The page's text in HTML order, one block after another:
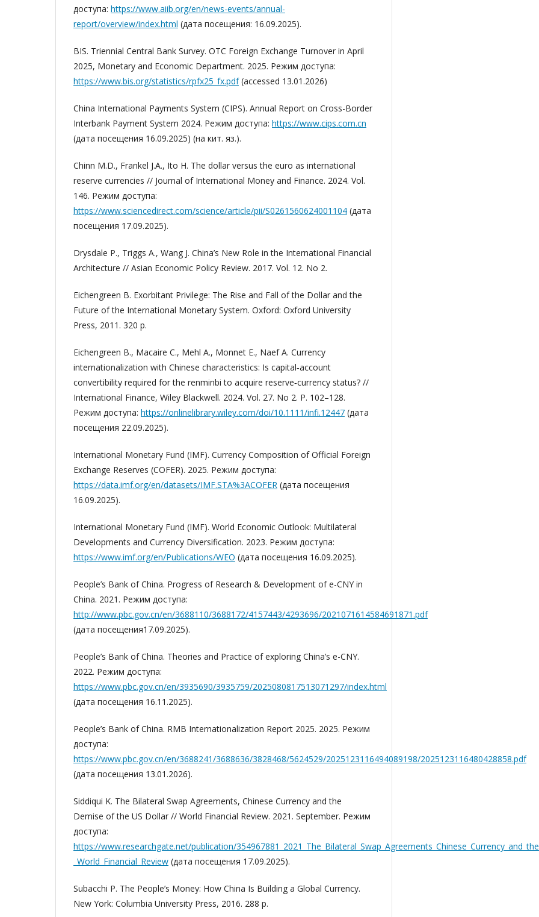
доступа: https://www.aiib.org/en/news-events/annual-
report/overview/index.html (дата посещения: 16.09.2025).
BIS. Triennial Central Bank Survey. OTC Foreign Exchange Turnover in April
2025, Monetary and Economic Department. 2025. Режим доступа:
https://www.bis.org/statistics/rpfx25_fx.pdf(accessed 13.01.2026)
China International Payments System (CIPS). Annual Report on Cross-Border
Interbank Payment System 2024. Режим доступа: https://www.cips.com.cn
(дата посещения 16.09.2025) (на кит. яз.).
Chinn M.D., Frankel J.A., Ito H. The dollar versus the euro as international
reserve currencies // Journal of International Money and Finance. 2024. Vol.
146. Режим доступа:
https://www.sciencedirect.com/science/article/pii/S0261560624001104 (дата
посещения 17.09.2025).
Drysdale P., Triggs A., Wang J. China’s New Role in the International Financial
Architecture // Asian Economic Policy Review. 2017. Vol. 12. No 2.
Eichengreen B. Exorbitant Privilege: The Rise and Fall of the Dollar and the
Future of the International Monetary System. Oxford: Oxford University
Press, 2011. 320 p.
Eichengreen B., Macaire C., Mehl A., Monnet E., Naef A. Currency
internationalization with Chinese characteristics: Is capital‐account
convertibility required for the renminbi to acquire reserve‐currency status? //
International Finance, Wiley Blackwell. 2024. Vol. 27. No 2. P. 102–128.
Режим доступа: https://onlinelibrary.wiley.com/doi/10.1111/infi.12447 (дата
посещения 22.09.2025).
International Monetary Fund (IMF). Currency Composition of Official Foreign
Exchange Reserves (COFER). 2025. Режим доступа:
https://data.imf.org/en/datasets/IMF.STA%3ACOFER (дата посещения
16.09.2025).
International Monetary Fund (IMF). World Economic Outlook: Multilateral
Developments and Currency Diversification. 2023. Режим доступа:
https://www.imf.org/en/Publications/WEO (дата посещения 16.09.2025).
People’s Bank of China. Progress of Research & Development of e-CNY in
China. 2021. Режим доступа:
http://www.pbc.gov.cn/en/3688110/3688172/4157443/4293696/2021071614584691871.pdf
(дата посещения17.09.2025).
People’s Bank of China. Theories and Practice of exploring China’s e-CNY.
2022. Режим доступа:
https://www.pbc.gov.cn/en/3935690/3935759/2025080817513071297/index.html
(дата посещения 16.11.2025).
People’s Bank of China. RMB Internationalization Report 2025. 2025. Режим
доступа:
https://www.pbc.gov.cn/en/3688241/3688636/3828468/5624529/2025123116494089198/2025123116480428858.pdf
(дата посещения 13.01.2026).
Siddiqui K. The Bilateral Swap Agreements, Chinese Currency and the
Demise of the US Dollar // World Financial Review. 2021. September. Режим
доступа:
https://www.researchgate.net/publication/
_World_Financial_Review (дата посещения 17.09.2025).
Subacchi P. The People’s Money: How China Is Building a Global Currency.
New York: Columbia University Press, 2016. 288 p.